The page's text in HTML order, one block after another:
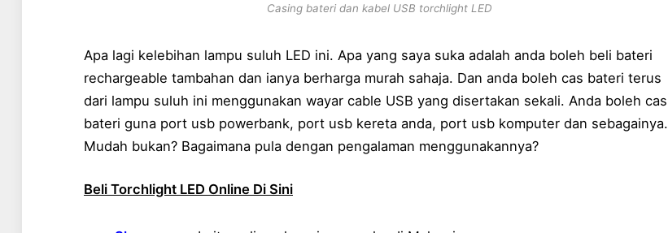
Casing bateri dan kabel USB torchlight LED
Apa lagi kelebihan lampu suluh LED ini. Apa yang saya suka adalah anda boleh beli bateri
rechargeable tambahan dan ianya berharga murah sahaja. Dan anda boleh cas bateri terus
dari lampu suluh ini menggunakan wayar cable USB yang disertakan sekali. Anda boleh cas
bateri guna port usb powerbank, port usb kereta anda, port usb komputer dan sebagainya.
Mudah bukan? Bagaimana pula dengan pengalaman menggunakannya?
Beli Torchlight LED Online Di Sini